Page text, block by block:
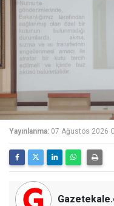
Yayınlanma: 07 Ağustos 2026